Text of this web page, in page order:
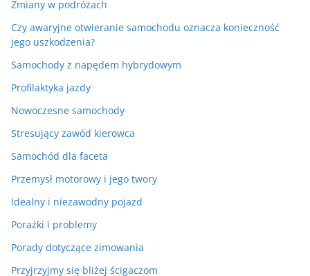
Zmiany w podróżach
Czy awaryjne otwieranie samochodu oznacza konieczność
jego uszkodzenia?
Samochody z napędem hybrydowym
Profilaktyka jazdy
Nowoczesne samochody
Stresujący zawód kierowca
Samochód dla faceta
Przemysł motorowy i jego twory
Idealny i niezawodny pojazd
Porażki i problemy
Porady dotyczące zimowania
Przyjrzyjmy się bliżej ścigaczom